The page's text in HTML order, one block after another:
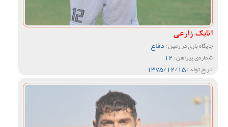
اتابک زارعی
جایگاه بازی در زمین :دفاع
شماره‌ی پیراهن :12
تاریخ تولد :1375/12/15